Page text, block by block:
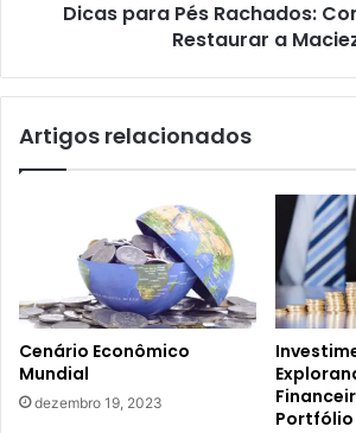
MaciezDicas para Pés Rachados:
Restaurar a
Artigos relacionados
Cenário Econômico
Mundial
dezembro 19, 2023
Portfólio